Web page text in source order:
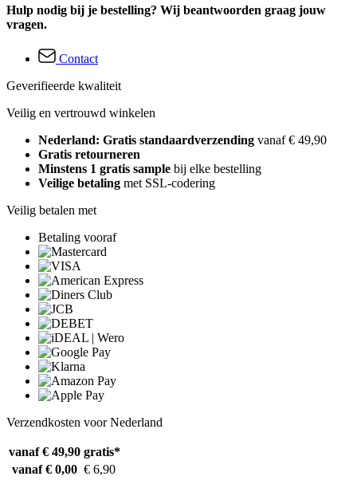
Hulp nodig bij je bestelling? Wij beantwoorden graag jouw
vragen.
Contact
Geverifieerde kwaliteit
Veilig en vertrouwd winkelen
Nederland: Gratis standaardverzending vanaf € 49,90
Gratis retourneren
Minstens 1 gratis sample bij elke bestelling
Veilige betaling met SSL-codering
Veilig betalen met
Betaling vooraf
Verzendkosten voor Nederland
vanaf € 49,90 gratis*
vanaf € 0,00 € 6,90